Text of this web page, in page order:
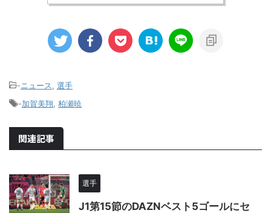
-ニュース
選手
-加賀美翔 柏瀬暁
関連記事
選手
J1第15節のDAZNベスト5ゴールにセ